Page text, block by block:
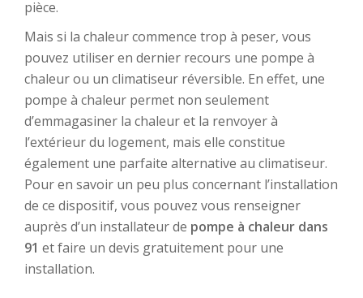
pièce.
Mais si la chaleur commence trop à peser, vous
pouvez utiliser en dernier recours une pompe à
chaleur ou un climatiseur réversible. En effet, une
pompe à chaleur permet non seulement
d’emmagasiner la chaleur et la renvoyer à
l’extérieur du logement, mais elle constitue
également une parfaite alternative au climatiseur.
Pour en savoir un peu plus concernant l’installation
de ce dispositif, vous pouvez vous renseigner
auprès d’un installateur de pompe à chaleur dans
91 et faire un devis gratuitement pour une
installation.